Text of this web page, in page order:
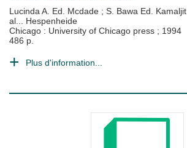
Lucinda A. Ed. Mcdade ; S. Bawa Ed. Kamaljit
al... Hespenheide
Chicago : University of Chicago press ; 1994
486 p.
Plus d'information...